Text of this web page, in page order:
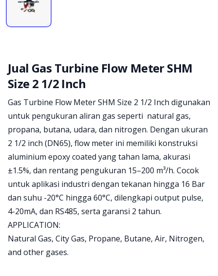
Jual Gas Turbine Flow Meter SHM
Size 2 1/2 Inch
Product information
Gas Turbine Flow Meter SHM Size 2 1/2 Inch digunakan
untuk pengukuran aliran gas seperti natural gas,
propana, butana, udara, dan nitrogen. Dengan ukuran
2 1/2 inch (DN65), flow meter ini memiliki konstruksi
aluminium epoxy coated yang tahan lama, akurasi
±1.5%, dan rentang pengukuran 15–200 m³/h. Cocok
untuk aplikasi industri dengan tekanan hingga 16 Bar
dan suhu -20°C hingga 60°C, dilengkapi output pulse,
4-20mA, dan RS485, serta garansi 2 tahun.
APPLICATION:
Natural Gas, City Gas, Propane, Butane, Air, Nitrogen,
and other gases.